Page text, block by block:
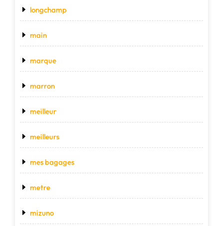
longchamp
main
marque
marron
meilleur
meilleurs
mes bagages
metre
mizuno